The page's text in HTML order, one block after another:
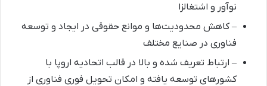
نوآور و اشتغالزا
– کاهش محدودیت‌ها و موانع حقوقی در ایجاد و توسعه
فناوری در صنایع مختلف
– ارتباط تعریف شده و بالا در قالب اتحادیه اروپا با
کشورهای توسعه یافته و امکان تحویل فوری فناوری از